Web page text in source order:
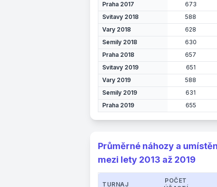
Praha 2017
673
Svitavy 2018
588
Vary 2018
628
Semily 2018
630
Praha 2018
657
Svitavy 2019
651
Vary 2019
588
Semily 2019
631
Praha 2019
655
Průměrné náhozy a
mezi lety 2013 až 2019
TURNAJ
POČET